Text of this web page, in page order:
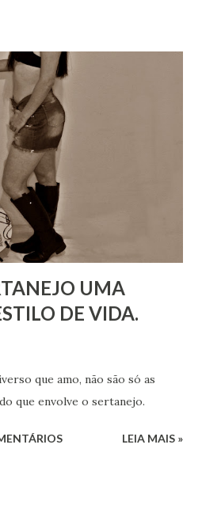
UMA
DE VIDA.
que amo, não são só as
que envolve o sertanejo.
LEIA MAIS »